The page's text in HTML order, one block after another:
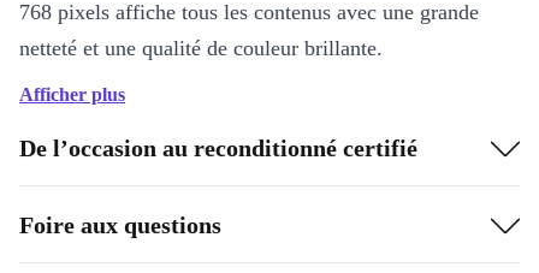
768 pixels affiche tous les contenus avec une grande
netteté et une qualité de couleur brillante.
Plus d’avantages avec refurbed
Expérimente la puissance des ordinateurs de marque
durables à un rapport qualité-prix inégalé. L’Apple
MacBook Air 2014 reconditionné de refurbed a été
totalement reconditionné, il est donc en excellent état et
Afficher plus
De l’occasion au reconditionné certifié
Foire aux questions